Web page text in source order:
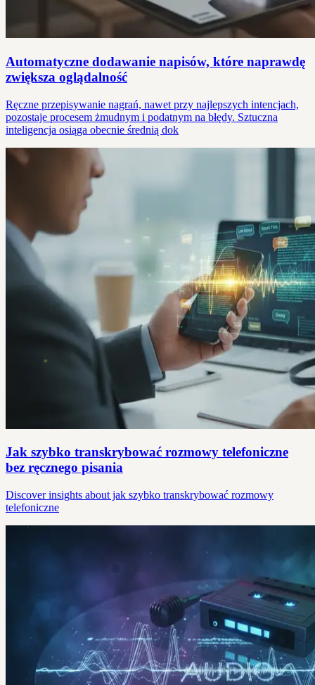
Automatyczne dodawanie napisów, które naprawdę
zwiększa oglądalność
Ręczne przepisywanie nagrań, nawet przy najlepszych intencjach,
pozostaje procesem żmudnym i podatnym na błędy. Sztuczna
inteligencja osiąga obecnie średnią dok
Jak szybko transkrybować rozmowy telefoniczne
bez ręcznego pisania
Discover insights about jak szybko transkrybować rozmowy
telefoniczne